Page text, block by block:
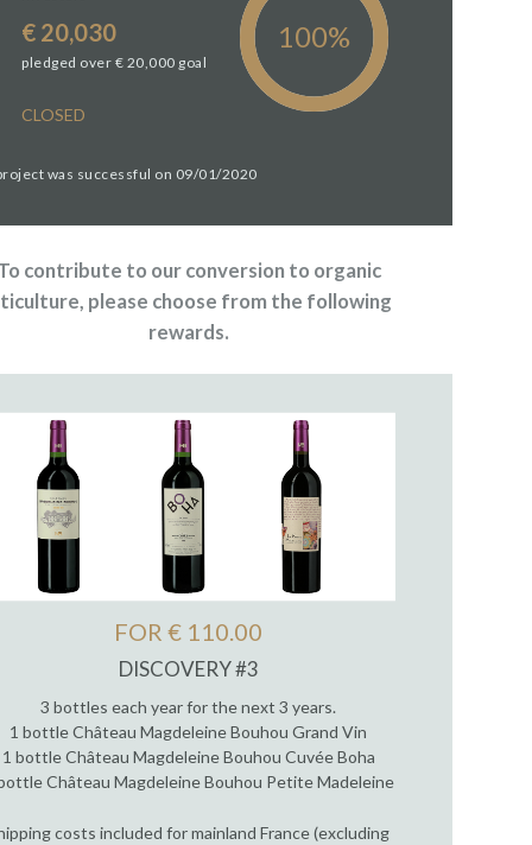
€ 20,030
pledged over € 20,000 goal
CLOSED
was successful on 09/01/2020
contribute to our conversion to organic
please choose from the following
rewards.
FOR € 110.00
DISCOVERY #3
3 bottles each year for the next 3 years.
1 bottle Château Magdeleine Bouhou Grand Vin
1 bottle Château Magdeleine Bouhou Cuvée Boha
Château Magdeleine Bouhou Petite Madeleine
costs included for mainland France (excluding